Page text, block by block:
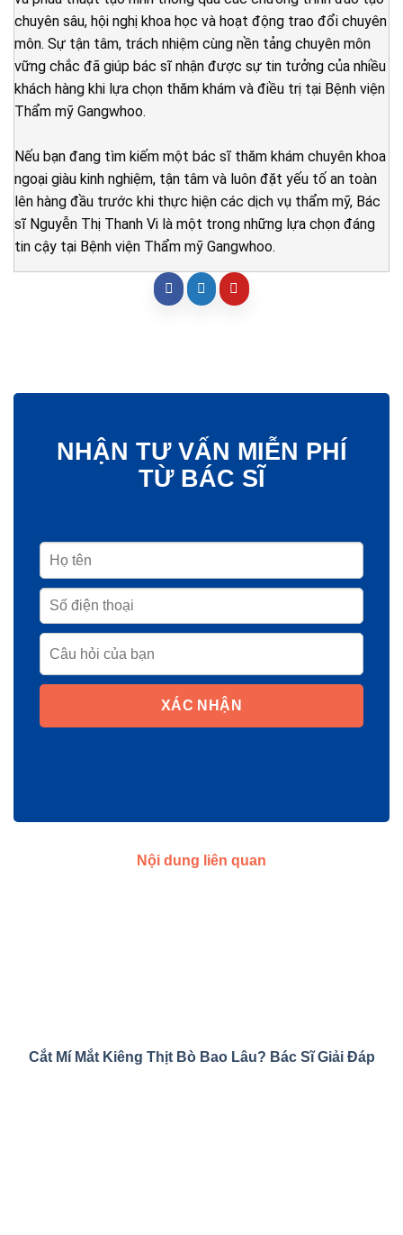
chuyên sâu, hội nghị khoa học và hoạt động trao đổi chuyên
môn. Sự tận tâm, trách nhiệm cùng nền tảng chuyên môn
vững chắc đã giúp bác sĩ nhận được sự tin tưởng của nhiều
khách hàng khi lựa chọn thăm khám và điều trị tại Bệnh viện
Thẩm mỹ Gangwhoo.
Nếu bạn đang tìm kiếm một bác sĩ thăm khám chuyên khoa
ngoại giàu kinh nghiệm, tận tâm và luôn đặt yếu tố an toàn
lên hàng đầu trước khi thực hiện các dịch vụ thẩm mỹ, Bác
sĩ Nguyễn Thị Thanh Vi là một trong những lựa chọn đáng
tin cậy tại Bệnh viện Thẩm mỹ Gangwhoo.
NHẬN TƯ VẤN MIỄN PHÍ
TỪ BÁC SĨ
XÁC NHẬN
Nội dung liên quan
Cắt Mí Mắt Kiêng Thịt Bò Bao Lâu? Bác Sĩ Giải Đáp